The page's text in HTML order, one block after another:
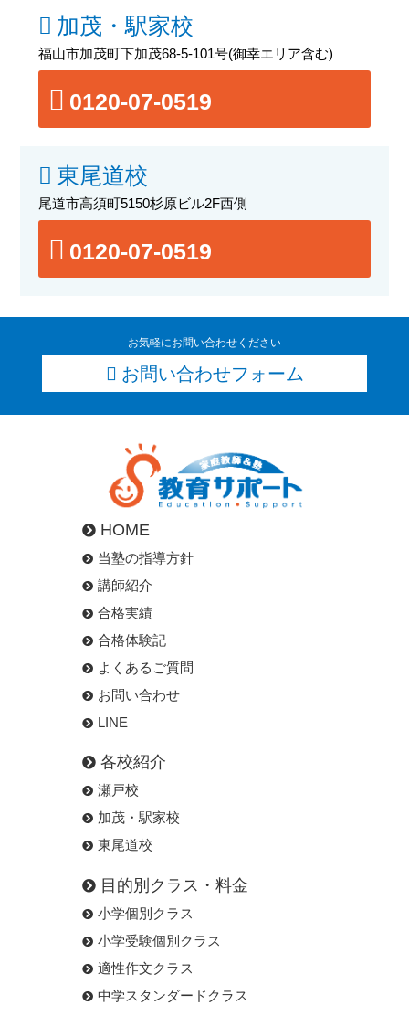
加茂・駅家校
福山市加茂町下加茂68-5-101号(御幸エリア含む)
0120-07-0519
東尾道校
尾道市高須町5150杉原ビル2F西側
0120-07-0519
お気軽にお問い合わせください
お問い合わせフォーム
HOME
当塾の指導方針
講師紹介
合格実績
合格体験記
よくあるご質問
お問い合わせ
LINE
各校紹介
瀬戸校
加茂・駅家校
東尾道校
目的別クラス・料金
小学個別クラス
小学受験個別クラス
適性作文クラス
中学スタンダードクラス